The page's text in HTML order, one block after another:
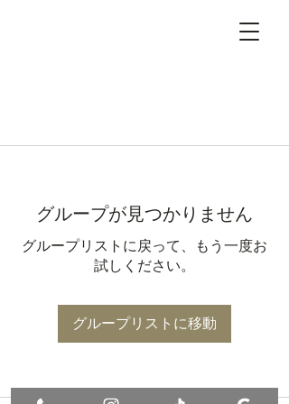
グループが見つかりません
グループリストに戻って、もう一度お
試しください。
グループリストに移動